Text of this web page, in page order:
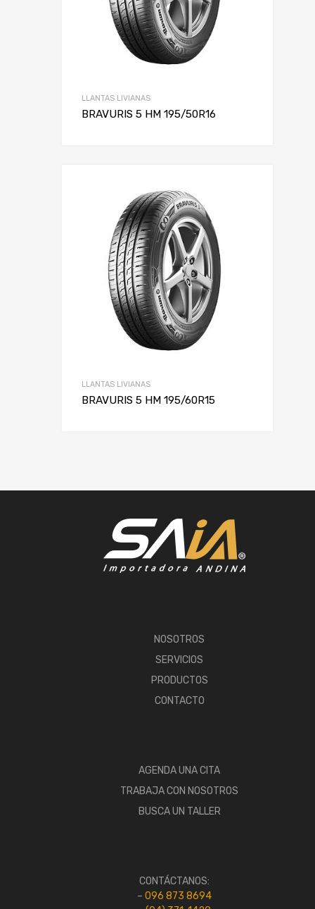
LLANTAS LIVIANAS
BRAVURIS 5 HM 195/50R16
LLANTAS LIVIANAS
BRAVURIS 5 HM 195/60R15
NOSOTROS
SERVICIOS
PRODUCTOS
CONTACTO
AGENDA UNA CITA
TRABAJA CON NOSOTROS
BUSCA UN TALLER
CONTÁCTANOS:
– 096 873 8694